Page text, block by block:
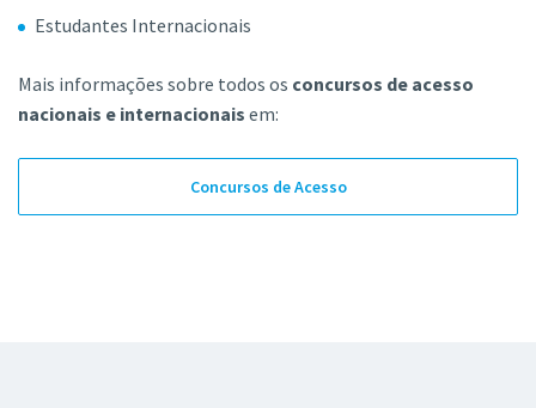
Estudantes Internacionais
Mais informações sobre todos os concursos de acesso
nacionais e internacionais em:
Concursos de Acesso